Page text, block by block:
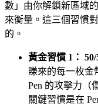
數」由你解鎖新區域
來衡量。這三個習慣
的。
黃金習慣 1：
賺來的每一枚金
Pen 的攻擊力（
關鍵習慣是在